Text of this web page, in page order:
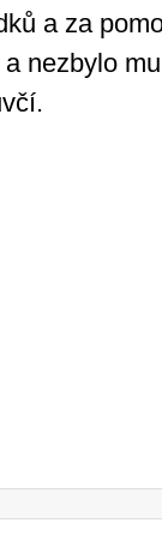
a za
nezbylo